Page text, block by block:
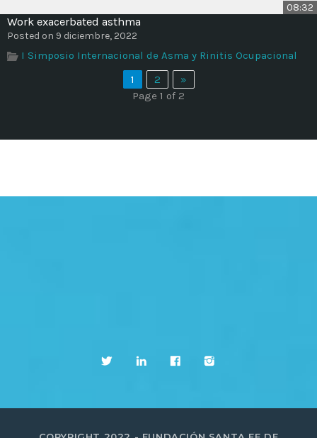
08:32
Work exacerbated asthma
Posted on 9 diciembre, 2022
I Simposio Internacional de Asma y Rinitis Ocupacional
1
2
»
Page 1 of 2